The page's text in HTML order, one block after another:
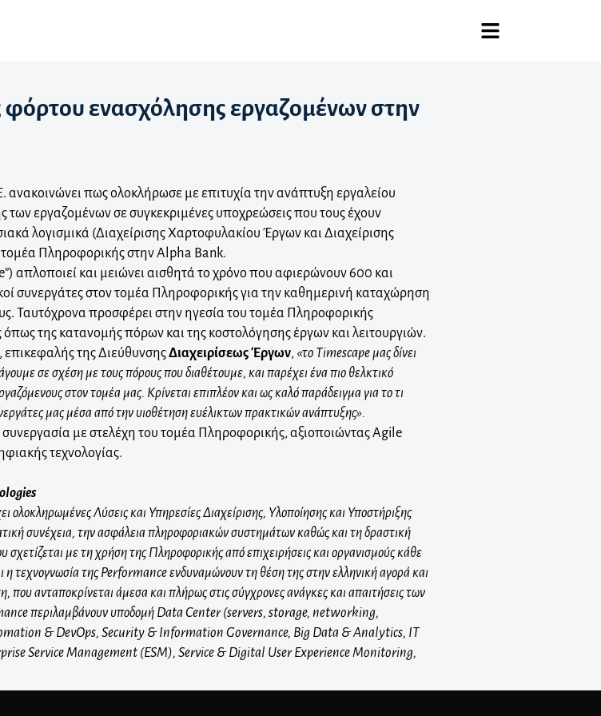
φόρτου ενασχόλησης εργαζομένων στην
πως ολοκλήρωσε με επιτυχία την ανάπτυξη εργαλείου
εργαζομένων σε συγκεκριμένες υποχρεώσεις που τους έχουν
λογισμικά (Διαχείρισης Χαρτοφυλακίου Έργων και Διαχείρισης
Πληροφορικής στην Alpha Bank.
απλοποιεί και μειώνει αισθητά το χρόνο που αφιερώνουν 600 και
συνεργάτες στον τομέα Πληροφορικής για την καθημερινή καταχώρηση
Ταυτόχρονα προσφέρει στην ηγεσία του τομέα Πληροφορικής
της κατανομής πόρων και της κοστολόγησης έργων και λειτουργιών.
επικεφαλής της ΔιεύθυνσηςΔιαχειρίσεως Έργων, «το Timescape μας δίνει
σε σχέση με τους πόρους που διαθέτουμε, και παρέχει ένα πιο θελκτικό
στον τομέα μας. Κρίνεται επιπλέον και ως καλό παράδειγμα για το τι
μας μέσα από την υιοθέτηση ευέλικτων πρακτικών ανάπτυξης».
με στελέχη του τομέα Πληροφορικής, αξιοποιώντας Agile
τεχνολογίας.
ολοκληρωμένες Λύσεις και Υπηρεσίες Διαχείρισης, Υλοποίησης και Υποστήριξης
συνέχεια, την ασφάλεια πληροφοριακών συστημάτων καθώς και τη δραστική
σχετίζεται µε τη χρήση της Πληροφορικής από επιχειρήσεις και οργανισμούς κάθε
τεχνογνωσία της Performance ενδυναμώνουν τη θέση της στην ελληνική αγορά και
που ανταποκρίνεται άμεσα και πλήρως στις σύγχρονες ανάγκες και απαιτήσεις των
περιλαμβάνουν υποδοµήData Center (servers, storage, networking,
& DevOps, Security & Information Governance, Big Data & Analytics, IT
Service Management (ESM), Service & Digital User Experience Monitoring,